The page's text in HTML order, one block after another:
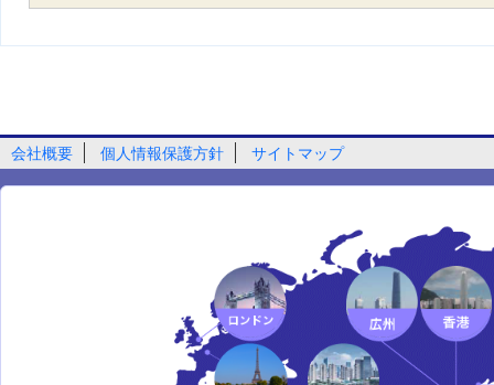
会社概要 個人情報保護方針 サイトマップ